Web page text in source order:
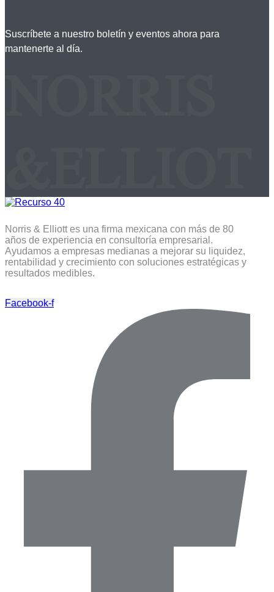
Suscríbete a nuestro boletín y eventos ahora para
mantenerte al día.
Norris & Elliott es una firma mexicana con más de 80
años de experiencia en consultoría empresarial.
Ayudamos a empresas medianas a mejorar su liquidez,
rentabilidad y crecimiento con soluciones estratégicas y
resultados medibles.
Facebook-f